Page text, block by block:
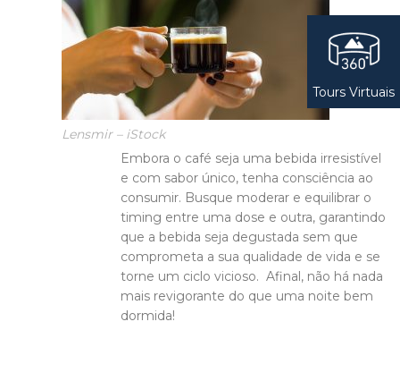
Lensmir – iStock
Embora o café seja uma bebida irresistível
e com sabor único, tenha consciência ao
consumir. Busque moderar e equilibrar o
timing entre uma dose e outra, garantindo
que a bebida seja degustada sem que
comprometa a sua qualidade de vida e se
torne um ciclo vicioso. Afinal, não há nada
mais revigorante do que uma noite bem
dormida!
Tours Virtuais